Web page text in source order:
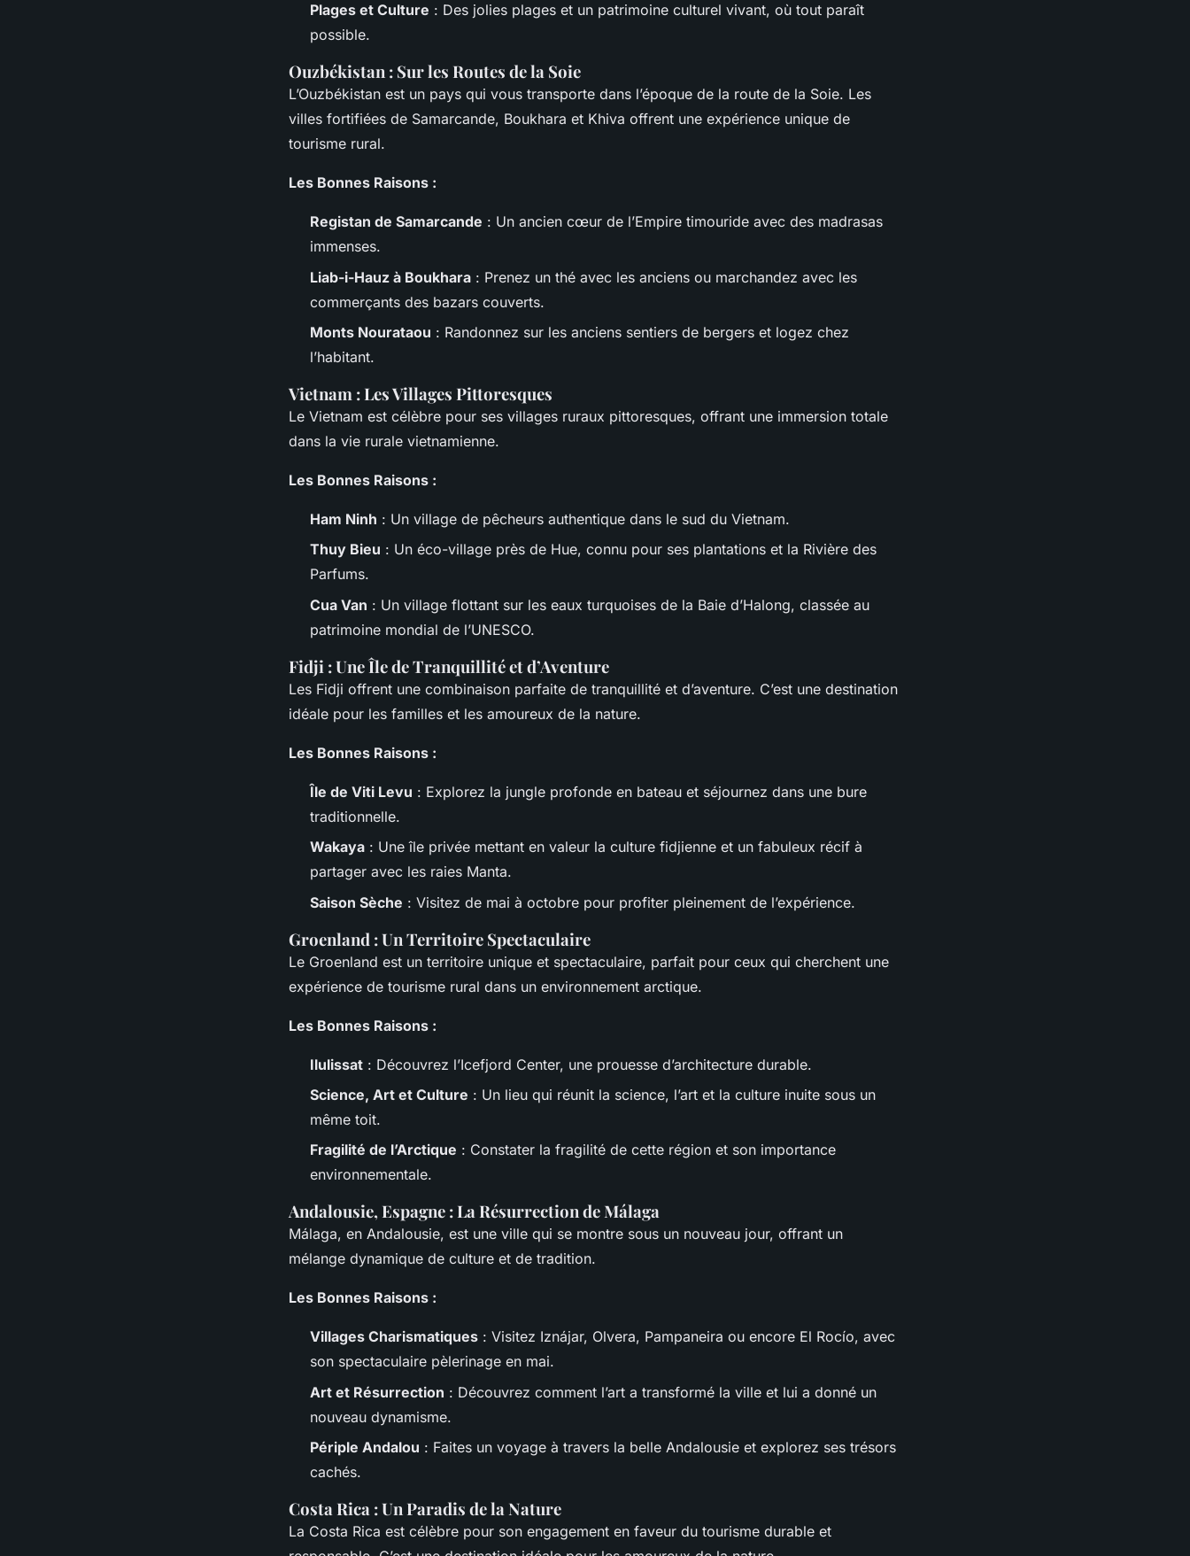
Plages et Culture : Des jolies plages et un patrimoine culturel vivant, où tout paraît
possible.
Ouzbékistan : Sur les Routes de la Soie
L’Ouzbékistan est un pays qui vous transporte dans l’époque de la route de la Soie. Les
villes fortifiées de Samarcande, Boukhara et Khiva offrent une expérience unique de
tourisme rural.
Les Bonnes Raisons :
Registan de Samarcande : Un ancien cœur de l’Empire timouride avec des madrasas
immenses.
Liab-i-Hauz à Boukhara : Prenez un thé avec les anciens ou marchandez avec les
commerçants des bazars couverts.
Monts Nourataou : Randonnez sur les anciens sentiers de bergers et logez chez
l’habitant.
Vietnam : Les Villages Pittoresques
Le Vietnam est célèbre pour ses villages ruraux pittoresques, offrant une immersion totale
dans la vie rurale vietnamienne.
Les Bonnes Raisons :
Ham Ninh : Un village de pêcheurs authentique dans le sud du Vietnam.
Thuy Bieu : Un éco-village près de Hue, connu pour ses plantations et la Rivière des
Parfums.
Cua Van : Un village flottant sur les eaux turquoises de la Baie d’Halong, classée au
patrimoine mondial de l’UNESCO.
Fidji : Une Île de Tranquillité et d’Aventure
Les Fidji offrent une combinaison parfaite de tranquillité et d’aventure. C’est une destination
idéale pour les familles et les amoureux de la nature.
Les Bonnes Raisons :
Île de Viti Levu : Explorez la jungle profonde en bateau et séjournez dans une bure
traditionnelle.
Wakaya : Une île privée mettant en valeur la culture fidjienne et un fabuleux récif à
partager avec les raies Manta.
Saison Sèche : Visitez de mai à octobre pour profiter pleinement de l’expérience.
Groenland : Un Territoire Spectaculaire
Le Groenland est un territoire unique et spectaculaire, parfait pour ceux qui cherchent une
expérience de tourisme rural dans un environnement arctique.
Les Bonnes Raisons :
Ilulissat : Découvrez l’Icefjord Center, une prouesse d’architecture durable.
Science, Art et Culture : Un lieu qui réunit la science, l’art et la culture inuite sous un
même toit.
Fragilité de l’Arctique : Constater la fragilité de cette région et son importance
environnementale.
Andalousie, Espagne : La Résurrection de Málaga
Málaga, en Andalousie, est une ville qui se montre sous un nouveau jour, offrant un
mélange dynamique de culture et de tradition.
Les Bonnes Raisons :
Villages Charismatiques : Visitez Iznájar, Olvera, Pampaneira ou encore El Rocío, avec
son spectaculaire pèlerinage en mai.
Art et Résurrection : Découvrez comment l’art a transformé la ville et lui a donné un
nouveau dynamisme.
Périple Andalou : Faites un voyage à travers la belle Andalousie et explorez ses trésors
cachés.
Costa Rica : Un Paradis de la Nature
La Costa Rica est célèbre pour son engagement en faveur du tourisme durable et